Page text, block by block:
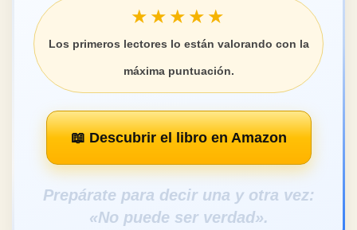
★★★★★
Los primeros lectores lo están valorando con la
máxima puntuación.
📖 Descubrir el libro en Amazon
Prepárate para decir una y otra vez:
«No puede ser verdad».